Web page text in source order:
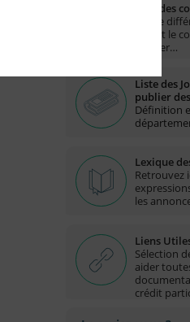
Liste des
Quelle
NAF et le
trouver…
Liste des
publier
Définition
Lexique
Retrouvez
les
Liens
Sélection
aider
crédit